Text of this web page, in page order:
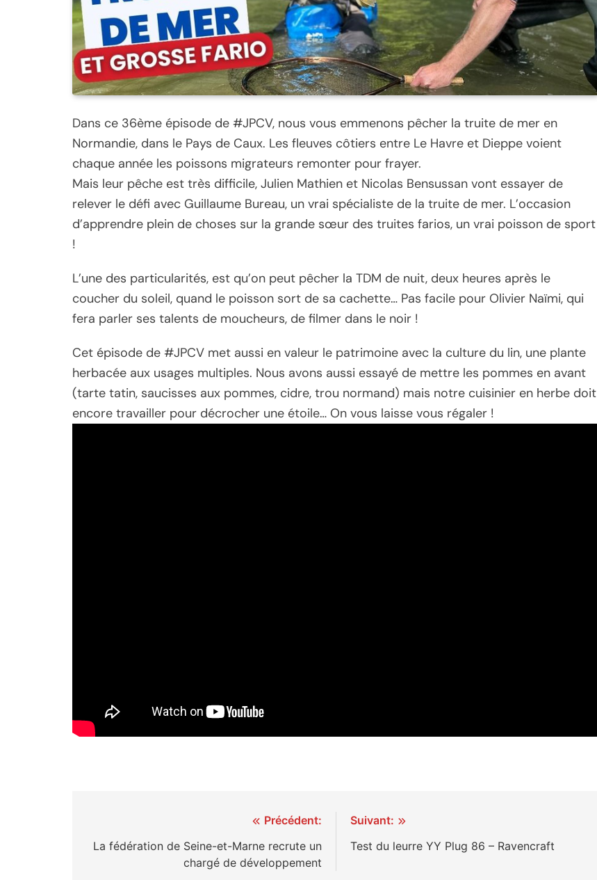
Dans ce 36ème épisode de #JPCV, nous vous emmenons pêcher la truite de mer en
Normandie, dans le Pays de Caux. Les fleuves côtiers entre Le Havre et Dieppe voient
chaque année les poissons migrateurs remonter pour frayer.
Mais leur pêche est très difficile, Julien Mathien et Nicolas Bensussan vont essayer de
relever le défi avec Guillaume Bureau, un vrai spécialiste de la truite de mer. L’occasion
d’apprendre plein de choses sur la grande sœur des truites farios, un vrai poisson de sport
!
L’une des particularités, est qu’on peut pêcher la TDM de nuit, deux heures après le
coucher du soleil, quand le poisson sort de sa cachette… Pas facile pour Olivier Naïmi, qui
fera parler ses talents de moucheurs, de filmer dans le noir !
Cet épisode de #JPCV met aussi en valeur le patrimoine avec la culture du lin, une plante
herbacée aux usages multiples. Nous avons aussi essayé de mettre les pommes en avant
(tarte tatin, saucisses aux pommes, cidre, trou normand) mais notre cuisinier en herbe doit
encore travailler pour décrocher une étoile… On vous laisse vous régaler !
de
Précédent:
La fédération de Seine-et-Marne recrute un
chargé de développement
Suivant:
Test du leurre YY Plug 86 – Ravencraft